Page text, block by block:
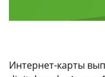
Интернет-карты